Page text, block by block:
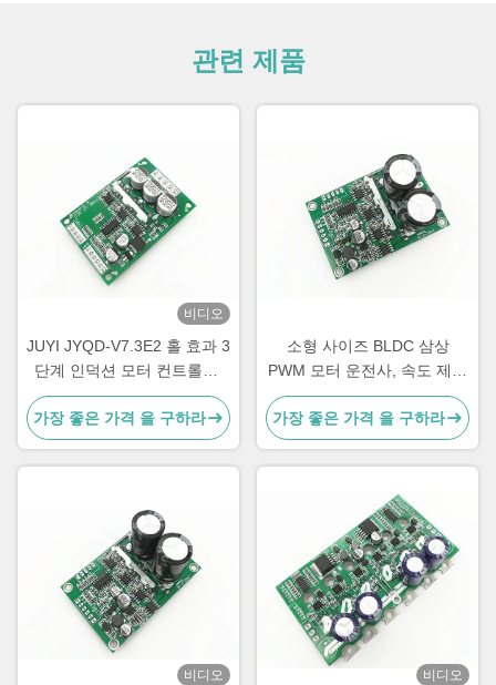
관련 제품
비디오
JUYI JYQD-V7.3E2 홀 효과 3
단계 인덕션 모터 컨트롤러,
15A 브러시리스 DC 모터 드
라이버 보드
가장 좋은 가격 을 구하라
소형 사이즈 BLDC 삼상
PWM 모터 운전사, 속도 제어
3 단계 Mosfet 운전사
가장 좋은 가격 을 구하라
비디오 비디오